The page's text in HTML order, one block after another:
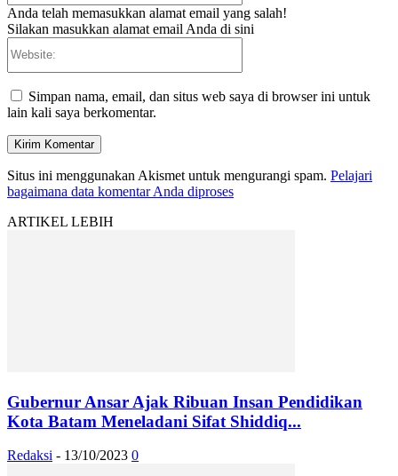
Anda telah memasukkan alamat email yang salah!
Silakan masukkan alamat email Anda di sini
Simpan nama, email, dan situs web saya di browser ini untuk
lain kali saya berkomentar.
Situs ini menggunakan Akismet untuk mengurangi spam. Pelajari
bagaimana data komentar Anda diproses
ARTIKEL LEBIH
Gubernur Ansar Ajak Ribuan Insan Pendidikan
Kota Batam Meneladani Sifat Shiddiq...
Redaksi - 13/10/2023 0